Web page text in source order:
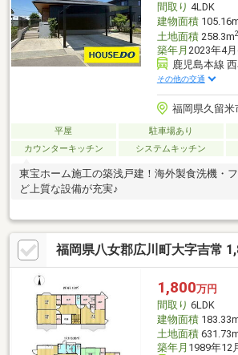
間取り 4LDK
建物面積
土地面積258.3m2
築年月 2023年4
鹿児島本線
その他の交通
福岡県久留米
平屋 駐車場あり
カウンターキッチン
システムキッチン
東宝ホーム施工の築浅戸建！海外製食洗機・
ど上質な設備が充実♪
福岡県八女郡広川町大字吉常
1,800万円
間取り 6LDK
建物面積
土地面積
築年月 1989年12